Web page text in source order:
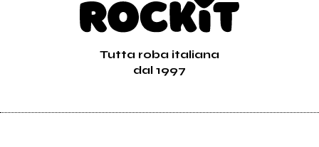
Tutta roba italiana
dal 1997